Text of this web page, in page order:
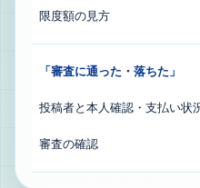
限度額の見方
「審査に通った・落ちた」
投稿者と本人確認・支払い状
審査の確認